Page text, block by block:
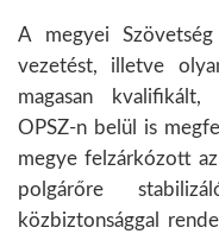
A megyei
vezetést, illetve
magasan kvalifikált,
OPSZ-n belül is
megye felzárkózott
polgárőre
közbiztonsággal